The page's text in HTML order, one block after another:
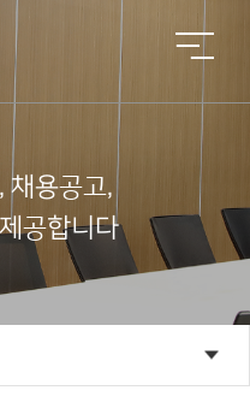
,채용공고,
제공합니다